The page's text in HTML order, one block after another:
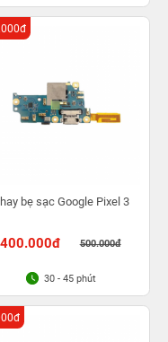
bẹ sạc Google Pixel 3
400.000đ 500.000đ
30 - 45 phút